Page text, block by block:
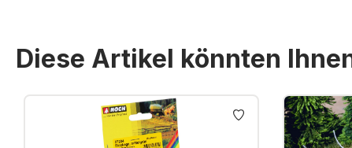
Diese Artikel könnten
Produktgalerie überspringen